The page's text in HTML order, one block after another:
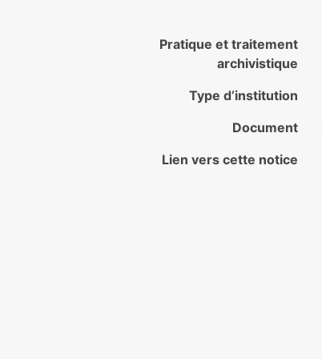
Pratique et traitement
archivistique
Type d’institution
Document
Lien vers cette notice